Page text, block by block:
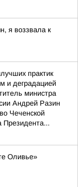
я воззвала к
практик
и деградацией
министра
Андрей Разин
Чеченской
Президента...
Оливье»